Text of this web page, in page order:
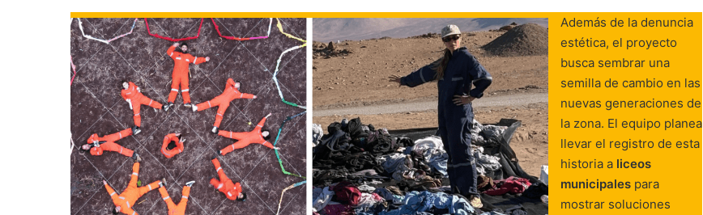
Además de la denuncia
estética, el proyecto
busca sembrar una
semilla de cambio en las
nuevas generaciones de
la zona. El equipo planea
llevar el registro de esta
historia a liceos
municipales para
mostrar soluciones